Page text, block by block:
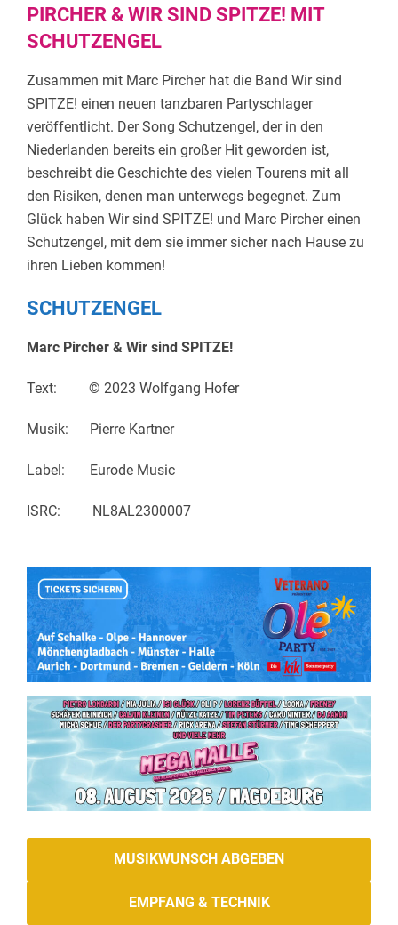
PIRCHER & WIR SIND SPITZE! MIT
SCHUTZENGEL
Zusammen mit Marc Pircher hat die Band Wir sind
SPITZE! einen neuen tanzbaren Partyschlager
veröffentlicht. Der Song Schutzengel, der in den
Niederlanden bereits ein großer Hit geworden ist,
beschreibt die Geschichte des vielen Tourens mit all
den Risiken, denen man unterwegs begegnet. Zum
Glück haben Wir sind SPITZE! und Marc Pircher einen
Schutzengel, mit dem sie immer sicher nach Hause zu
ihren Lieben kommen!
SCHUTZENGEL
Marc Pircher & Wir sind SPITZE!
Text: © 2023 Wolfgang Hofer
Musik: Pierre Kartner
Label: Eurode Music
ISRC: NL8AL2300007
MUSIKWUNSCH ABGEBEN
EMPFANG & TECHNIK